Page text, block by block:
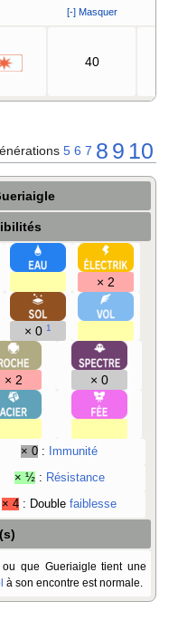
[-] Masquer
40
5 6 7 8 9 10
× 2
× 01
× 2 × 0
× 0 : Immunité
× ½ : Résistance
× 4 : Double faiblesse
que Gueriaigle tient une
à son encontre est normale.